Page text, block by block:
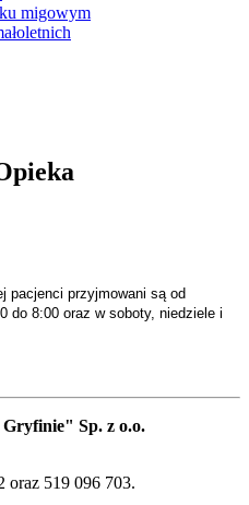
migowym
pacjenci przyjmowani są od
do 8:00 oraz w soboty, niedziele i
Sp. z o.o.
oraz 519 096 703.